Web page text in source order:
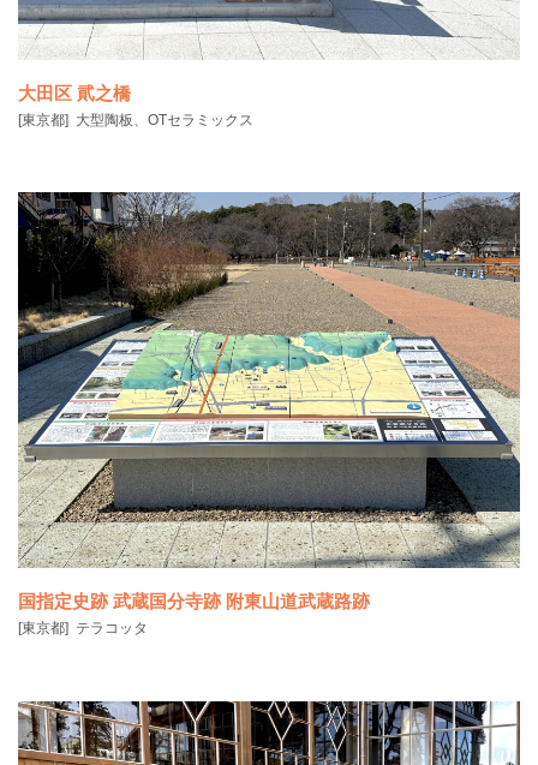
大田区 貮之橋
[東京都] 大型陶板、OTセラミックス
国指定史跡 武蔵国分寺跡 附東山道武蔵路跡
[東京都] テラコッタ